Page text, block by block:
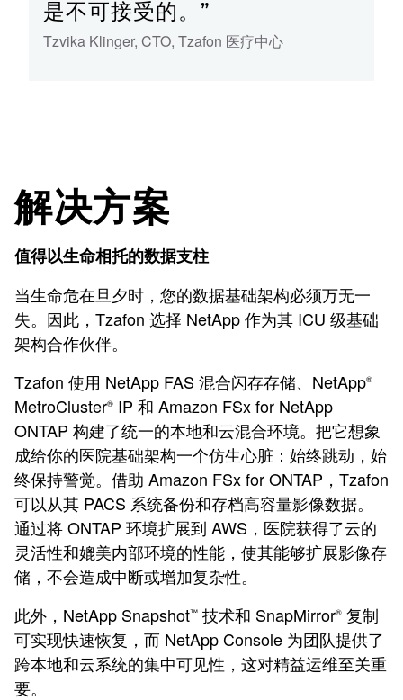
是不可接受的。”
Tzvika Klinger, CTO, Tzafon 医疗中心
解决方案
值得以生命相托的数据支柱
当生命危在旦夕时，您的数据基础架构必须万无一
失。因此，Tzafon 选择 NetApp 作为其 ICU 级基础
架构合作伙伴。
Tzafon 使用 NetApp FAS 混合闪存存储、NetApp®
MetroCluster® IP 和 Amazon FSx for NetApp
ONTAP 构建了统一的本地和云混合环境。把它想象
成给你的医院基础架构一个仿生心脏：始终跳动，始
终保持警觉。借助 Amazon FSx for ONTAP，Tzafon
可以从其 PACS 系统备份和存档高容量影像数据。
通过将 ONTAP 环境扩展到 AWS，医院获得了云的
灵活性和媲美内部环境的性能，使其能够扩展影像存
储，不会造成中断或增加复杂性。
此外，NetApp Snapshot™ 技术和 SnapMirror® 复制
可实现快速恢复，而 NetApp Console 为团队提供了
跨本地和云系统的集中可见性，这对精益运维至关重
要。